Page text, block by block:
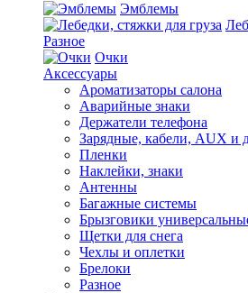
Эмблемы
Разное
Очки
Аксессуары
Ароматизаторы салона
Аварийные знаки
Держатели телефона
Зарядные, кабели, AUX и
Пленки
Наклейки, знаки
Антенны
Багажные системы
Брызговики
Щетки для снега
Чехлы и оплетки
Брелоки
Разное